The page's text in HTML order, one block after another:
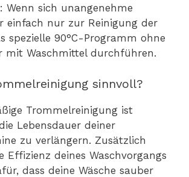
Wenn sich unangenehme
einfach nur zur Reinigung der
spezielle 90°C-Programm ohne
mit Waschmittel durchführen.
sinnvoll?
Trommelreinigung ist
Lebensdauer deiner
zu verlängern. Zusätzlich
Effizienz deines Waschvorgangs
dass deine Wäsche sauber